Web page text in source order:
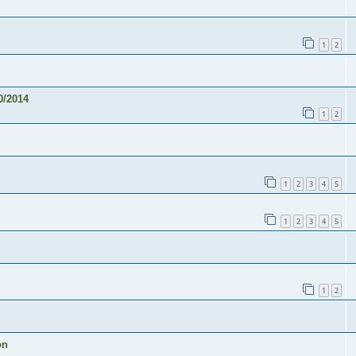
1 2
2014
1 2
1 2 3 4 5
1 2 3 4 5
1 2